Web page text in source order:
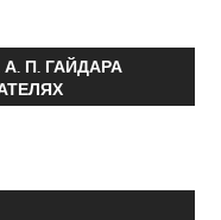
П. ГАЙДАРА